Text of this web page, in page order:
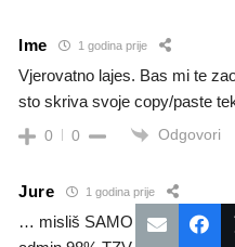
Ime 1 godina prije
Vjerovatno lajes. Bas mi te
sto skriva svoje copy/paste
0 0 Odgovori
Jure 1 godina prije
… misliš SAMO komentare